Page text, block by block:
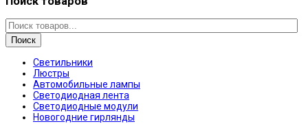
Поиск
Светильники
Люстры
Автомобильные лампы
Светодиодная лента
Светодиодные модули
Новогодние гирлянды